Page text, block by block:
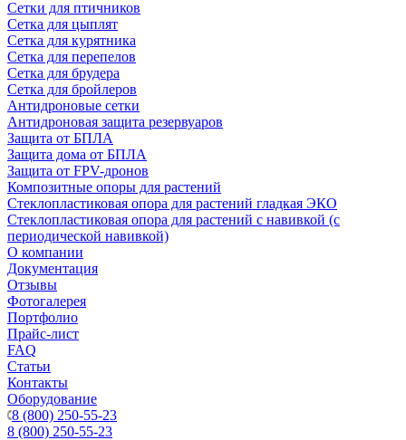
Сетки для птичников
Сетка для цыплят
Сетка для курятника
Сетка для перепелов
Сетка для брудера
Сетка для бройлеров
Антидроновые сетки
Антидроновая защита резервуаров
Защита от БПЛА
Защита дома от БПЛА
Защита от FPV-дронов
Композитные опоры для растений
Стеклопластиковая опора для растений гладкая ЭКО
Стеклопластиковая опора для растений с навивкой (с
периодической навивкой)
О компании
Документация
Отзывы
Фотогалерея
Портфолио
Прайс-лист
FAQ
Статьи
Контакты
Оборудование
8 (800) 250-55-23
8 (800) 250-55-23